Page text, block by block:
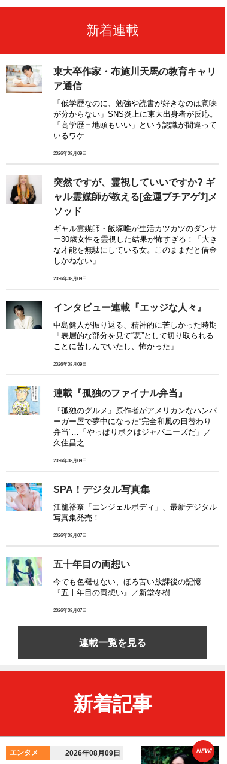
新着連載
東大卒作家・布施川天馬の教育キャリ
ア通信
「低学歴なのに、勉強や読書が好きなのは意味
が分からない」SNS炎上に東大出身者が反応。
「高学歴＝地頭もいい」という認識が間違って
いるワケ
2026年08月09日
突然ですが、霊視していいですか? ギ
ャル霊媒師が教える[金運ブチアゲ⤴]メ
ソッド
ギャル霊媒師・飯塚唯が生活カツカツのダンサ
ー30歳女性を霊視した結果が怖すぎる！「大き
な才能を無駄にしている女。このままだと借金
しかねない」
2026年08月09日
インタビュー連載『エッジな人々』
中島健人が振り返る、精神的に苦しかった時期
「表層的な部分を見て“悪”として切り取られる
ことに苦しんでいたし、怖かった」
2026年08月09日
連載『孤独のファイナル弁当』
『孤独のグルメ』原作者がアメリカンなハンバ
ーガー屋で夢中になった“完全和風の日替わり
弁当”…「やっぱりボクはジャパニーズだ」／
久住昌之
2026年08月09日
SPA！デジタル写真集
江籠裕奈「エンジェルボディ」、最新デジタル
写真集発売！
2026年08月07日
五十年目の両想い
今でも色褪せない、ほろ苦い放課後の記憶
『五十年目の両想い』／新堂冬樹
2026年08月07日
連載一覧を見る
新着記事
エンタメ 2026年08月09日 NEW!